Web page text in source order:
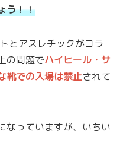
う！！
とアスレチックがコラ
の問題でハイヒール・サ
靴での入場は禁止されて
なっていますが、いちい